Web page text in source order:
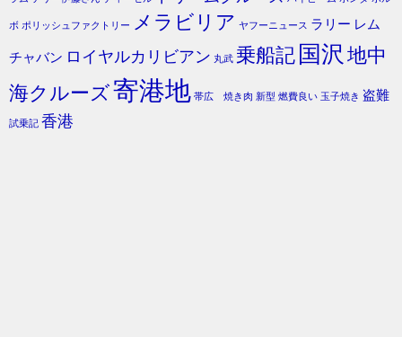
ボ ポリッシュファクトリー メラビリア ヤフーニュース ラリー レム
チャバン ロイヤルカリビアン 丸武 乗船記 国沢 地中
海クルーズ寄港地 帯広 焼き肉 新型 燃費良い 玉子焼き 盗難
試乗記 香港